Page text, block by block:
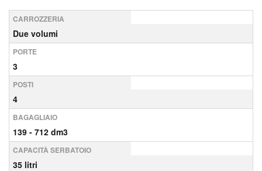
CARROZZERIA
Due volumi
PORTE
3
POSTI
4
BAGAGLIAIO
139 - 712 dm3
CAPACITÀ SERBATOIO
35 litri